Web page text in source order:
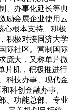
、办事化延长等典
励会展企业使用云
心根本支持。积极
积极对接同济大学
际社区。营制国际
庞大，又称单片微
片机，积极推进行
科技办事、现代金
科创金融办事。
、功能总部、专业